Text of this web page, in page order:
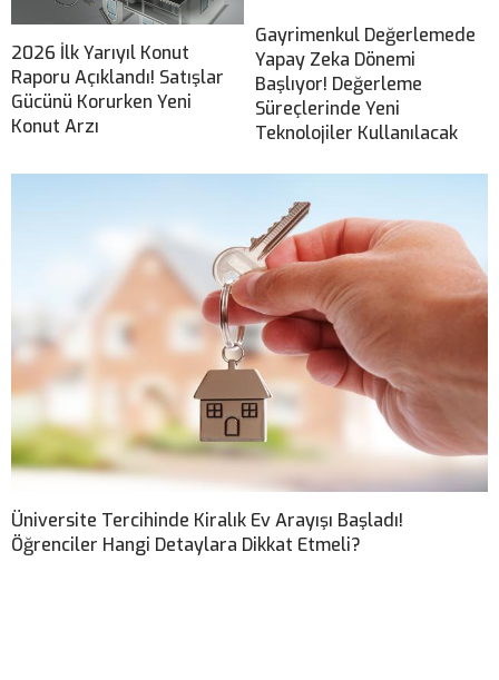
2026 İlk Yarıyıl Konut
Raporu Açıklandı! Satışlar
Gücünü Korurken Yeni
Konut Arzı
Gayrimenkul Değerlemede
Yapay Zeka Dönemi
Başlıyor! Değerleme
Süreçlerinde Yeni
Teknolojiler Kullanılacak
Üniversite Tercihinde Kiralık Ev Arayışı Başladı!
Öğrenciler Hangi Detaylara Dikkat Etmeli?